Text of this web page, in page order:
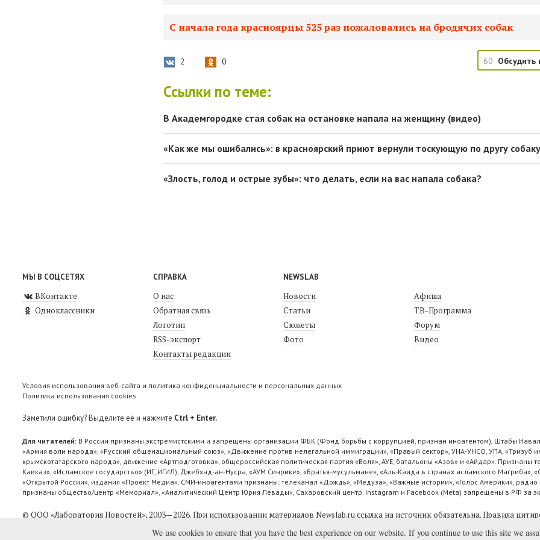
С начала года красноярцы 525 раз пожаловались на бродячих собак
2 0 60 Обсудить
Ссылки по теме:
В Академгородке стая собак на остановке напала на женщину (видео)
«Как же мы ошибались»: в красноярский приют вернули тоскующую по другу
«Злость, голод и острые зубы»: что делать, если на вас напала собака?
МЫ В СОЦСЕТЯХ
ВКонтакте
Одноклассники
СПРАВКА
О нас
Обратная связь
Логотип
RSS-экспорт
Контакты редакции
NEWSLAB
Новости
Статьи
Сюжеты
Фото
Афиша
ТВ-Программа
Форум
Видео
Условия использования веб-сайта и политика конфиденциальности и персональных данных
Политика использования cookies
Заметили ошибку? Выделите её и нажмите Ctrl + Enter.
Для читателей: В России признаны экстремистскими и запрещены организации ФБК (Фонд борьбы с коррупцией, признан иноагентом), Штабы
«Армия воли народа», «Русский общенациональный союз», «Движение против нелегальной иммиграции», «Правый сектор», УНА-УНСО, УПА, «Тризуб
крымскотатарского народа», движение «Артподготовка», общероссийская политическая партия «Воля», АУЕ, батальоны «Азов» и «Айдар».
Кавказ», «Исламское государство» (ИГ, ИГИЛ), Джебхад-ан-Нусра, «АУМ Синрике», «Братья-мусульмане», «Аль-Каида в странах исламского Магриба»,
«Открытой России», издания «Проект Медиа». СМИ-иноагентами признаны: телеканал «Дождь», «Медуза», «Важные истории», «Голос Америки»,
признаны общество/центр «Мемориал», «Аналитический Центр Юрия Левады», Сахаровский центр. Instagram и Facebook (Metа) запрещены в РФ за
© ООО «Лаборатория Новоcтей», 2003—2026.При использовании материалов Newslab.ru ссылка на источник обязательна.Правила
We use cookies to ensure that you have the best experience on our website. If you continue to use this site we